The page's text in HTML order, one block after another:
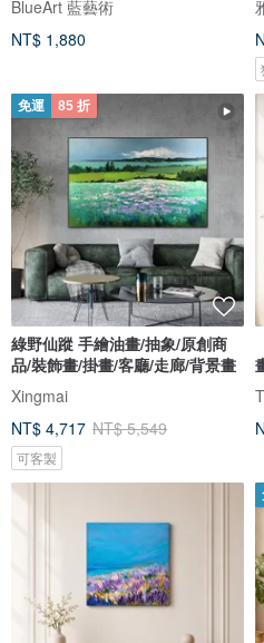
BlueArt 藍藝術
NT$ 1,880
免運 85 折
綠野仙蹤 手繪油畫/抽象/原創商
品/裝飾畫/掛畫/客廳/走廊/背景畫
Xingmai
NT$ 4,717 NT$ 5,549
可客製